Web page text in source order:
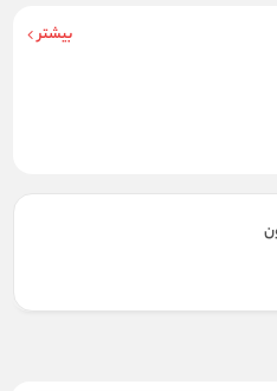
بیشتر